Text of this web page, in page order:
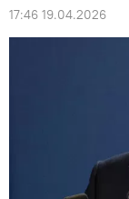
17:46 19.04.2026